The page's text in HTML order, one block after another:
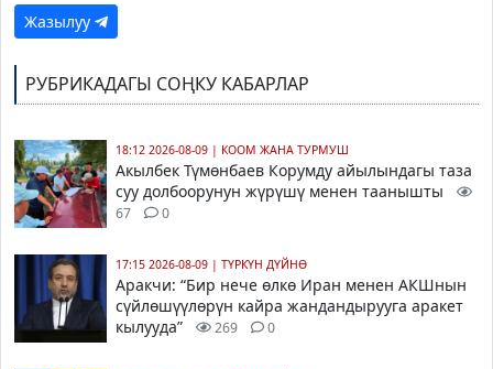
Жазылуу
РУБРИКАДАГЫ СОҢКУ КАБАРЛАР
18:12 2026-08-09 | КООМ ЖАНА ТУРМУШ
Акылбек Түмөнбаев Корумду айылындагы таза
суу долбоорунун жүрүшү менен таанышты
67 0
17:15 2026-08-09 | ТҮРКҮН ДҮЙНӨ
Аракчи: “Бир нече өлкө Иран менен АКШнын
сүйлөшүүлөрүн кайра жандандырууга аракет
кылууда”
269 0